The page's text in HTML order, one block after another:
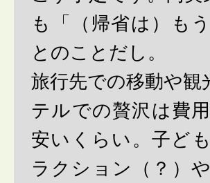
も「（帰省は）も
とのことだし。
旅行先での移動や
テルでの贅沢は費
安いくらい。子ど
ラクション（？）